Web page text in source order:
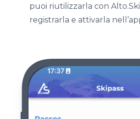
puoi riutilizzarla con Alto.Ski
registrarla e attivarla